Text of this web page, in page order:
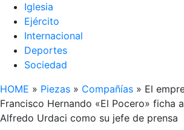
Iglesia
Ejército
Internacional
Deportes
Sociedad
HOME » Piezas » Compañías » El
Francisco Hernando «El Pocero» ficha
Alfredo Urdaci como su jefe de prensa